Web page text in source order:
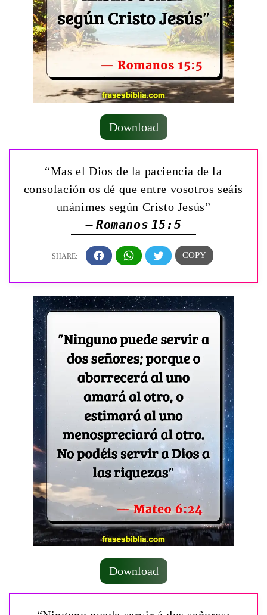
Download
“Mas el Dios de la paciencia de la
consolación os dé que entre vosotros seáis
unánimes según Cristo Jesús”
— Romanos 15:5
Download